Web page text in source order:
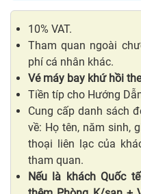
10% VAT.
Tham quan ngoài
phí cá nhân khác.
Vé máy bay khứ hồi
Tiền típ cho Hướng
Cung cấp danh sách
về: Họ tên, năm sinh,
thoại liên lạc của
tham quan.
Nếu là khách Quốc